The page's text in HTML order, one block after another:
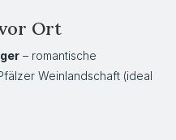
Ort
– romantische
Weinlandschaft (ideal